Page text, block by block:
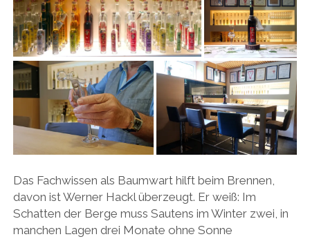
Das Fachwissen als Baumwart hilft beim Brennen,
davon ist Werner Hackl überzeugt. Er weiß: Im
Schatten der Berge muss Sautens im Winter zwei, in
manchen Lagen drei Monate ohne Sonne